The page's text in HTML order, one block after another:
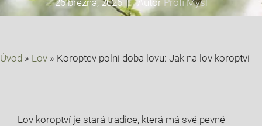
26 března, 2026 Autor Profi Mysl
Úvod » Lov » Koroptev polní doba lovu: Jak na lov koroptví
Lov koroptví je⁢ stará tradice, která ⁢má své pevné